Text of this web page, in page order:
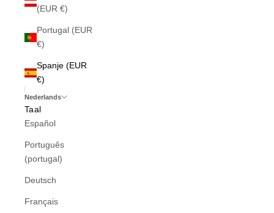
(EUR €)
Portugal (EUR
€)
Spanje (EUR
€)
Nederlands
Taal
Español
Português
(portugal)
Deutsch
Français